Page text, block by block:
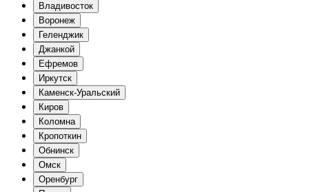
Владивосток
Воронеж
Геленджик
Джанкой
Ефремов
Иркутск
Каменск-Уральский
Киров
Коломна
Кропоткин
Обнинск
Омск
Оренбург